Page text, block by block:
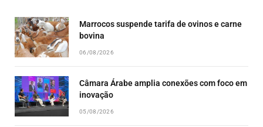
Marrocos suspende tarifa de ovinos e carne
bovina
06/08/2026
Câmara Árabe amplia conexões com foco em
inovação
05/08/2026